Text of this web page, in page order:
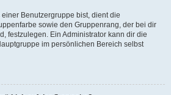
Benutzergruppe bist, dient die
sowie den Gruppenrang, der bei dir
festzulegen. Ein Administrator kann dir die
im persönlichen Bereich selbst